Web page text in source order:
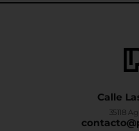
Calle
35118